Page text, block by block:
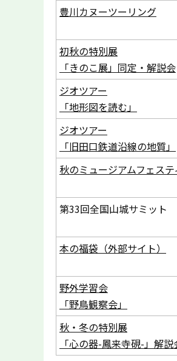
豊川カヌーツーリング
初秋の特別展
「きのこ展」同定・解説会
ジオツアー
「地形図を読む」
ジオツアー
「旧田口鉄道沿線の地質」
秋のミュージアムフェステ
第33回全国山城サミット
本の福袋（外部サイト）
野外学習会
「野鳥観察会」
秋・冬の特別展
「心の器-鳳来寺硯-」解説